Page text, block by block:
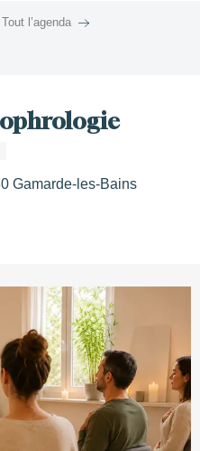
Tout l’agenda
Gamarde-les-Bains